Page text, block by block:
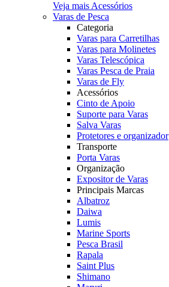
Veja mais Acessórios
Varas de Pesca
Categoria
Varas para Carretilhas
Varas para Molinetes
Varas Telescópica
Varas Pesca de Praia
Varas de Fly
Acessórios
Cinto de Apoio
Suporte para Varas
Salva Varas
Protetores e organizador
Transporte
Porta Varas
Organização
Expositor de Varas
Principais Marcas
Albatroz
Daiwa
Lumis
Marine Sports
Pesca Brasil
Rapala
Saint Plus
Shimano